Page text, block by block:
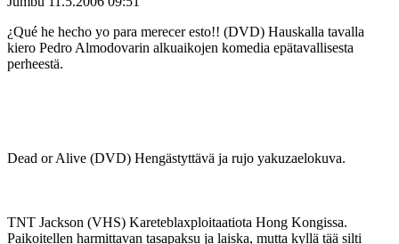
¿Qué he hecho yo para merecer esto!! (DVD) Hauskalla tavalla
kiero Pedro Almodovarin alkuaikojen komedia epätavallisesta
perheestä.
Dead or Alive (DVD) Hengästyttävä ja rujo yakuzaelokuva.
TNT Jackson (VHS) Kareteblaxploitaatiota Hong Kongissa.
Paikoitellen harmittavan tasapaksu ja laiska, mutta kyllä tää silti